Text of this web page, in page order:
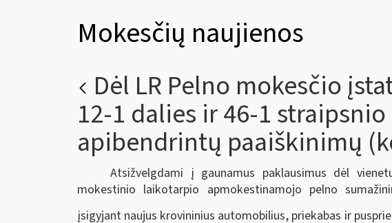
Mokesčių naujienos
Dėl LR Pelno mokesčio
12-1 dalies ir 46-1
apibendrintų paaiškinimų
Atsižvelgdami į gaunamus paklausimus dėl
mokestinio laikotarpio apmokestinamojo pelno
įsigyjant naujus krovininius automobilius, priekabas ir